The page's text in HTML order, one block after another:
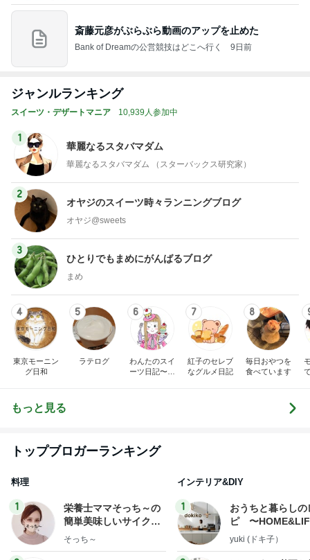
斎藤元彦がぶらぶら動画のアップを止めた
Bank of Dreamの公営競技はどこへ行く 9日前
ジャンルランキング
スイーツ・デザートマニア 10,939人参加中
1
華麗なるスタバマダム
華麗なるスタバマダム （スターバックス研究家）
2
オヤジのスイーツ時々ランニングブログ
オヤジ@sweets
3
ひとりでもまめにがんばるブログ
まめ
4
東京モーニン
グ日和
5
ラテログ
6
わんたのスイ
ーツ日記〜小
7
紅子のセレブ
なグルメ日記
8
毎日おやつを
食べています
もっと見る
トップブロガーランキング
料理
1
栄養士ママそっち～の
簡単美味しいサイクル
献立
そっち～
インテリア&DIY
1
おうちと暮らしの
ピ 〜
yuki (ドキ子）